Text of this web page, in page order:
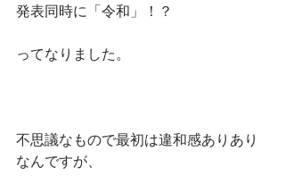
発表同時に「令和」！？
ってなりました。
不思議なもので最初は違和感ありあり
なんですが、